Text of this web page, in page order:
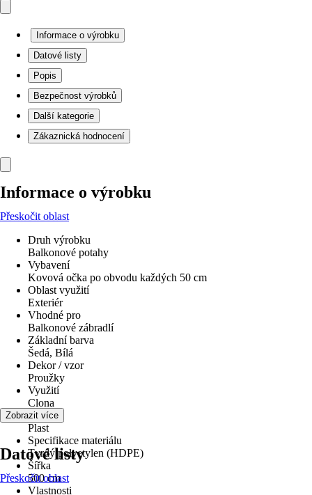
Informace o výrobku
Datové listy
Popis
Bezpečnost výrobků
Další kategorie
Zákaznická hodnocení
Informace o výrobku
Přeskočit oblast
Druh výrobku
Balkonové potahy
Vybavení
Kovová očka po obvodu každých 50 cm
Oblast využití
Exteriér
Vhodné pro
Balkonové zábradlí
Základní barva
Šedá, Bílá
Dekor / vzor
Proužky
Využití
Clona
Materiál
Plast
Specifikace materiálu
Tvrdý polyetylen (HDPE)
Šířka
500 cm
Vlastnosti
Zobrazit více
Datové listy
Přeskočit oblast